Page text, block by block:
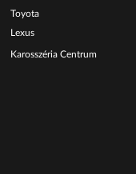
Toyota
Lexus
Karosszéria Centrum